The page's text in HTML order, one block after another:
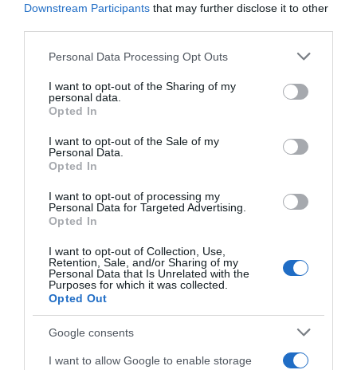
Downstream Participants that may further disclose it to other
Please note that this website/app uses one or more Google
not limited to your visit or usage behaviour. You may click to
grant or deny consent to Google and its third-party tags to
use your data for below specified purposes in below Google
consent section.
Personal Data Processing Opt Outs
I want to opt-out of the Sharing of my
personal data.
Opted In
I want to opt-out of the Sale of my
Personal Data.
Opted In
I want to opt-out of processing my
Personal Data for Targeted Advertising.
Opted In
I want to opt-out of Collection, Use,
Retention, Sale, and/or Sharing of my
Personal Data that Is Unrelated with the
Purposes for which it was collected.
Opted Out
Google consents
I want to allow Google to enable storage
Προσθήκη ως προτεινόμενη
Ειδήσεις σήμερα
Ξεκινάει την Δευτέρα το Ευρωπαϊκό
Τεντόγλου, Καραλής, Τζένγκο και οι
υπόλοιποι Έλληνες αθλητές
Μαύρη Θάλασσα: Η εμπορική ναυτιλία
στην πρώτη γραμμή ενός ακήρυχτου